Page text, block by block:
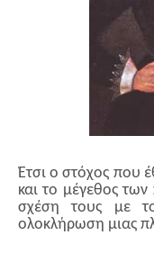
Έτσι ο στόχος που
και το μέγεθος
σχέση τους με
ολοκλήρωση μιας